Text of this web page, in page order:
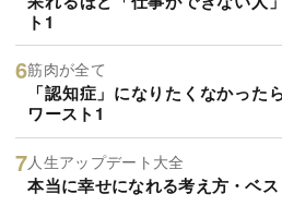
ト1
筋肉が全て
「認知症」になりたくなかった
ワースト1
人生アップデート大全
本当に幸せになれる考え方・ベス